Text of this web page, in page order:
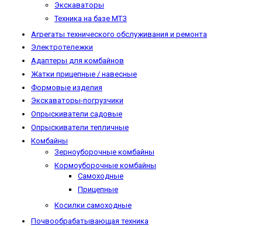
Экскаваторы
Техника на базе МТЗ
Агрегаты технического обслуживания и ремонта
Электротележки
Адаптеры для комбайнов
Жатки прицепные / навесные
Формовые изделия
Экскаваторы-погрузчики
Опрыскиватели садовые
Опрыскиватели тепличные
Комбайны
Зерноуборочные комбайны
Кормоуборочные комбайны
Самоходные
Прицепные
Косилки самоходные
Почвообрабатывающая техника